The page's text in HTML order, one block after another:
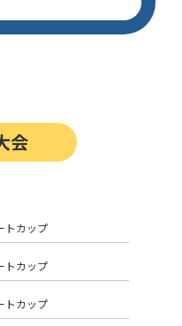
会
トカップ
トカップ
トカップ